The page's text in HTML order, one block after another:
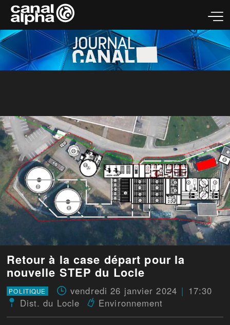
Retour à la case départ pour la
nouvelle STEP du Locle
POLITIQUE vendredi 26 janvier 2024
17:30
Dist. du Locle
Environnement